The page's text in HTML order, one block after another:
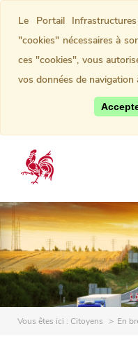
Vous êtes ici : Citoyens En
Le Portail
"cookies" nécessaires à
ces "cookies", vous
vos données de